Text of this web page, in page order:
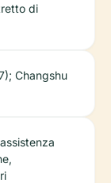
di
Changshu